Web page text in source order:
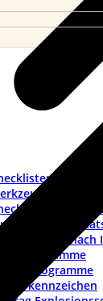
und
und
nach
Piktogramme
Piktogramme